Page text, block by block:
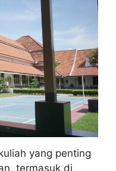
yang penting
termasuk di